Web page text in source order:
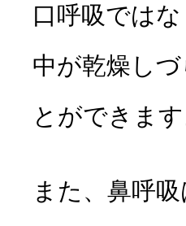
口呼吸では
中が乾燥し
とができます
また、鼻呼